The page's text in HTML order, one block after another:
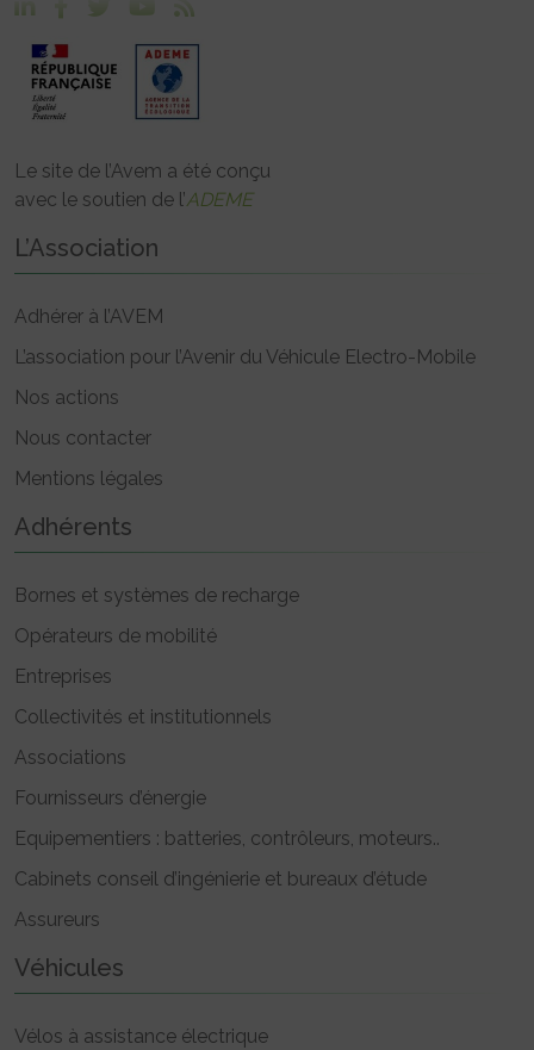
Le site de l’Avem a été conçu
avec le soutien de l’ADEME
L’Association
Adhérer à l’AVEM
L’association pour l’Avenir du Véhicule Electro-Mobile
Nos actions
Nous contacter
Mentions légales
Adhérents
Bornes et systèmes de recharge
Opérateurs de mobilité
Entreprises
Collectivités et institutionnels
Associations
Fournisseurs d’énergie
Equipementiers : batteries, contrôleurs, moteurs..
Cabinets conseil d’ingénierie et bureaux d’étude
Assureurs
Véhicules
Vélos à assistance électrique